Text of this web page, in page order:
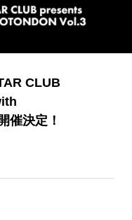
CLUB
催決定！